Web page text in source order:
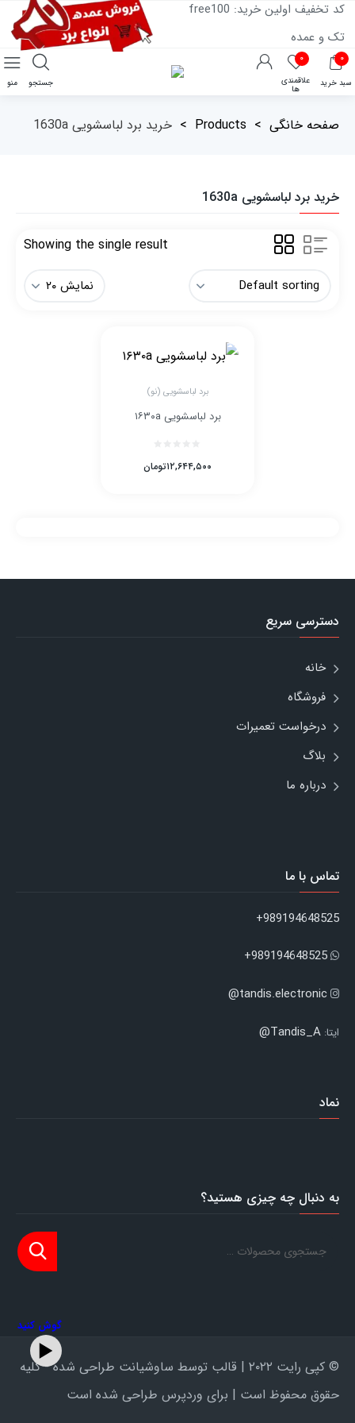
کد تخفیف اولین خرید: free100
تک و عمده
۰
سبد خرید
۰
علاقمندی
ها
منو جستجو
صفحه خانگی >
Products
> خرید برد لباسشویی 1630a
خرید برد لباسشویی 1630a
Showing the single result
برد لباسشویی (نو)
برد لباسشویی ۱۶۳۰a
تومان۱۲,۶۴۴,۵۰۰
دسترسی سریع
خانه
فروشگاه
درخواست تعمیرات
بلاگ
درباره ما
گوش کنید
تماس با ما
989194648525+
989194648525+
tandis.electronic@
ایتا: Tandis_A@
نماد
به دنبال چه چیزی هستید؟
© کپی رایت ۲۰۲۲ | قالب توسط ساوشیانت طراحی شده - کلیه
حقوق محفوظ است | برای وردپرس طراحی شده است